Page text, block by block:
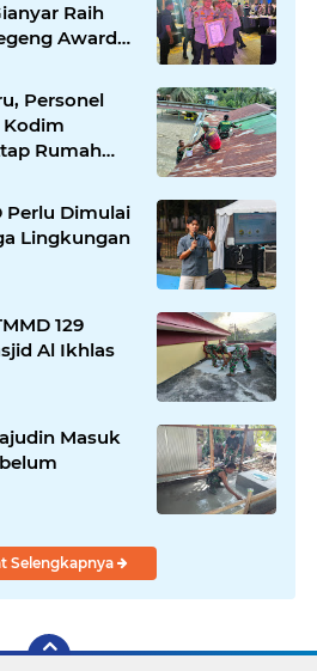
Raih
Awards
Personel
Kodim
Rumah
Perlu Dimulai
Lingkungan
129
Al Ikhlas
Masuk
Selengkapnya